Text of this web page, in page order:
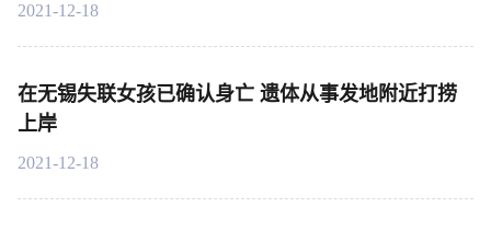
2021-12-18
在无锡失联女孩已确认身亡 遗体从事发地附近打捞
上岸
2021-12-18